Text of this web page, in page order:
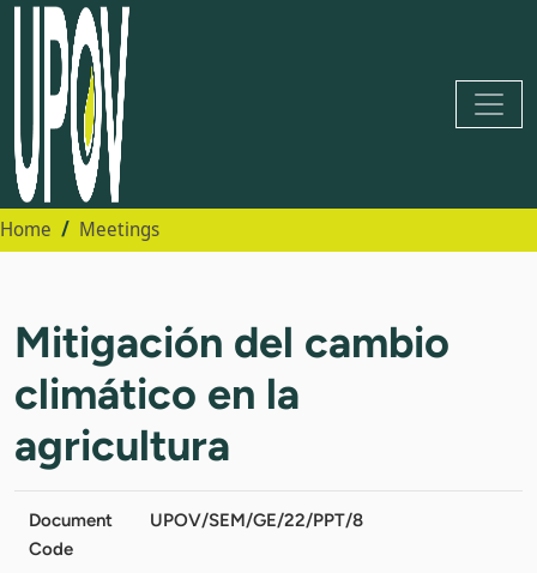
Home Meetings
Mitigación del cambio
climático en la
agricultura
Document
Code
UPOV/SEM/GE/22/PPT/8